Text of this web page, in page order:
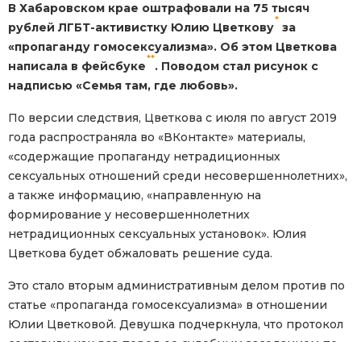
В Хабаровском крае оштрафовали на 75 тысяч
рублей ЛГБТ-активистку Юлию Цветкову
*
за
«пропаганду гомосексуализма». Об этом Цветкова
написала в фейсбуке
**
. Поводом стал рисунок с
надписью «Семья там, где любовь».
По версии следствия, Цветкова с июля по август 2019
года распространяла во «ВКонтакте» материалы,
«содержащие пропаганду нетрадиционных
сексуальных отношений среди несовершеннолетних»,
а также информацию, «направленную на
формирование у несовершеннолетних
нетрадиционных сексуальных установок». Юлия
Цветкова будет обжаловать решение суда.
Это стало вторым административным делом против по
статье «пропаганда гомосексуализма» в отношении
Юлии Цветковой. Девушка подчеркнула, что протокол